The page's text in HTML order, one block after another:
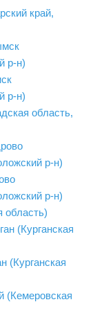
р-н)
р-н)
р-н)
р-н)
область)